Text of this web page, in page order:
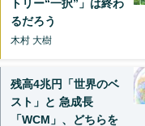
トリー“一択”」は終わ
るだろう
木村 大樹
残高4兆円「世界のベ
スト」と 急成長
「WCM」、どちらを